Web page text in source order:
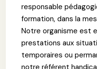
responsable
formation, dans la
Notre organisme est
prestations aux
temporaires ou
notre référent